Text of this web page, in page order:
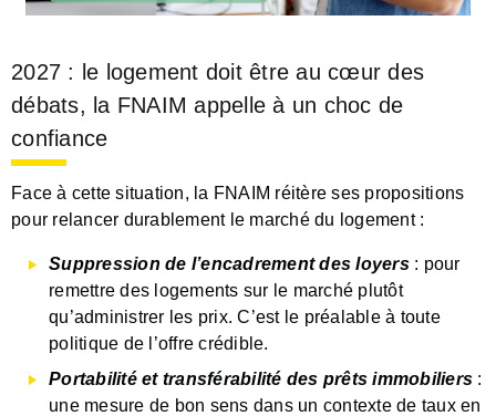
2027 : le logement doit être au cœur des
débats, la FNAIM appelle à un choc de
confiance
Face à cette situation, la FNAIM réitère ses propositions
pour relancer durablement le marché du logement :
Suppression de l’encadrement des loyers: pour
remettre des logements sur le marché plutôt
qu’administrer les prix. C’est le préalable à toute
politique de l’offre crédible.
Portabilité et transférabilité des prêts immobiliers :
une mesure de bon sens dans un contexte de taux en